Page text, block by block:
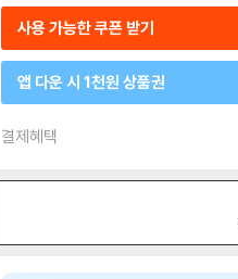
사용 가능한 쿠폰 받기
앱 다운 시 1천원 상품권
결제혜택